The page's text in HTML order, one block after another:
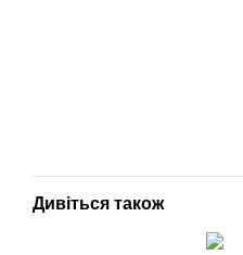
Дивіться також